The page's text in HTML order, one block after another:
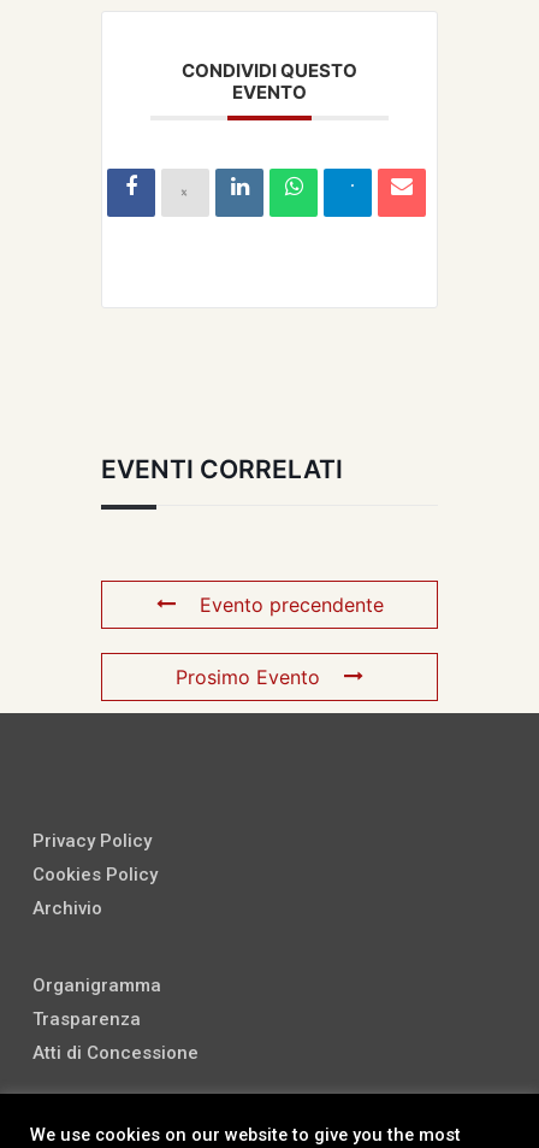
CONDIVIDI QUESTO
EVENTO
EVENTI CORRELATI
Evento precendente
Prosimo Evento
Privacy Policy
Cookies Policy
Archivio
Organigramma
Trasparenza
Atti di Concessione
We use cookies on our website to give you the most